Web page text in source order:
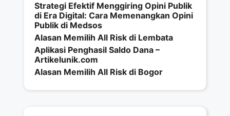
Strategi Efektif Menggiring Opini Publik
di Era Digital: Cara Memenangkan Opini
Publik di Medsos
Alasan Memilih All Risk di Lembata
Aplikasi Penghasil Saldo Dana –
Artikelunik.com
Alasan Memilih All Risk di Bogor